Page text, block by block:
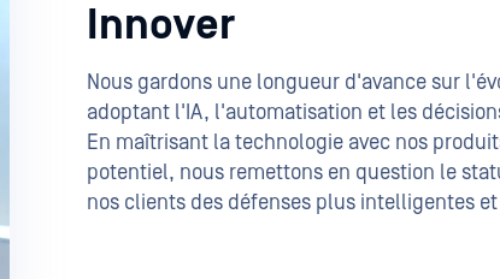
Innover
Nous gardons une longueur d'avance sur
adoptant l'IA, l'automatisation et les
En maîtrisant la technologie avec nos
potentiel, nous remettons en question le
nos clients des défenses plus intelligentes